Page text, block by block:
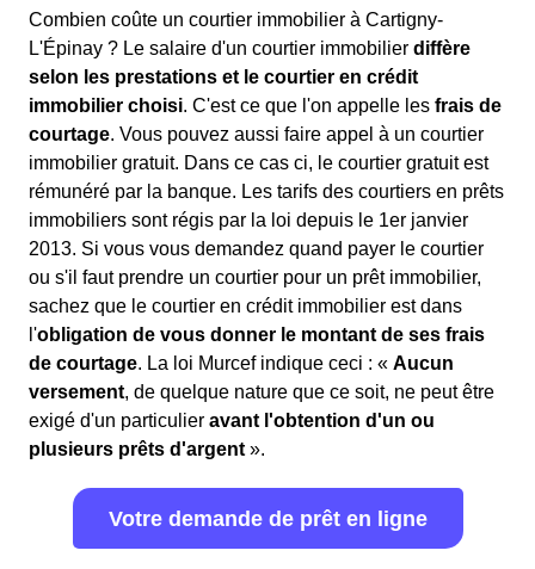
Combien coûte un courtier immobilier à Cartigny-
L'Épinay ? Le salaire d'un courtier immobilier diffère
selon les prestations et le courtier en crédit
immobilier choisi. C'est ce que l'on appelle les frais de
courtage. Vous pouvez aussi faire appel à un courtier
immobilier gratuit. Dans ce cas ci, le courtier gratuit est
rémunéré par la banque. Les tarifs des courtiers en prêts
immobiliers sont régis par la loi depuis le 1er janvier
2013. Si vous vous demandez quand payer le courtier
ou s'il faut prendre un courtier pour un prêt immobilier,
sachez que le courtier en crédit immobilier est dans
l'obligation de vous donner le montant de ses frais
de courtage. La loi Murcef indique ceci : « Aucun
versement, de quelque nature que ce soit, ne peut être
exigé d'un particulier avant l'obtention d'un ou
plusieurs prêts d'argent ».
Votre demande de prêt en ligne